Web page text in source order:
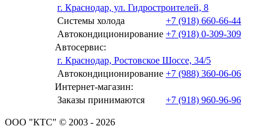
г. Краснодар, ул. Гидростроителей, 8
Системы холода
+7 (918) 660-66-44
Автокондиционирование +7 (918) 0-309-309
Автосервис:
г. Краснодар, Ростовское Шоссе, 34/5
Автокондиционирование +7 (988) 360-06-06
Интернет-магазин:
Заказы принимаются
+7 (918) 960-96-96
ООО "КТС" © 2003 - 2026